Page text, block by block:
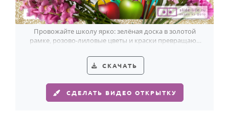
Детям
Все родственники
По именам
По годам
Провожайте школу ярко: зелёная доска в золотой
рамке, розово-лиловые цветы и краски превращают
СКАЧАТЬ
СДЕЛАТЬ ВИДЕО ОТКРЫТКУ